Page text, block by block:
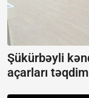
Şükürbəyli
açarları